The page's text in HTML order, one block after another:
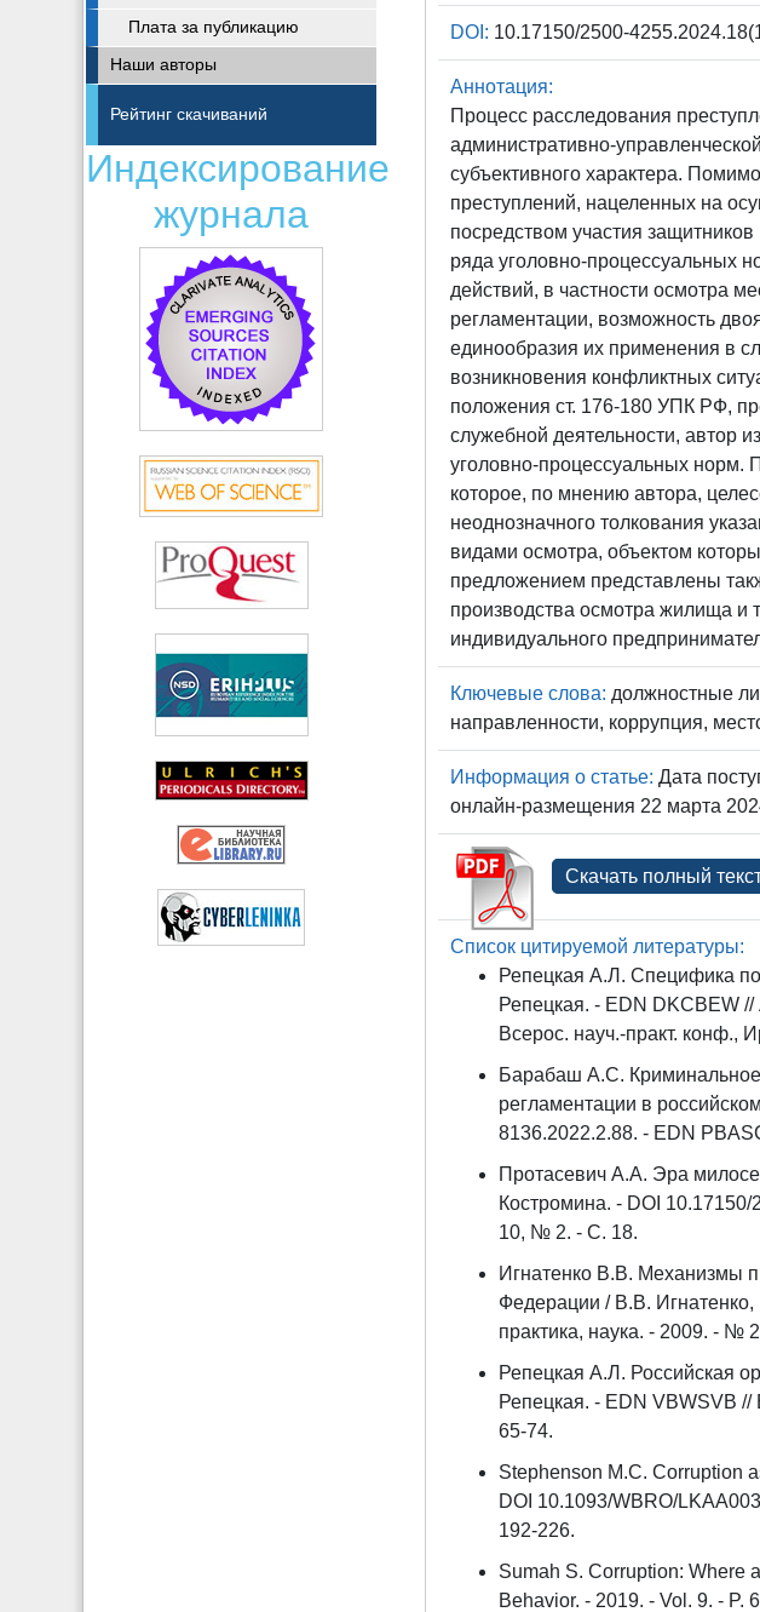
Плата за публикацию
Наши авторы
Рейтинг скачиваний
Индексирование
журнала
DOI: 10.17150/2500-
Аннотация:
Процесс расследования
административно-
субъективного характера.
преступлений, нацеленных на
посредством участия
ряда уголовно-процессуальных
действий, в частности осмотра
регламентации, возможность
единообразия их применения в
возникновения конфликтных
положения ст. 176-180 УПК РФ,
служебной деятельности, автор
уголовно-процессуальных норм.
которое, по мнению автора,
неоднозначного толкования
видами осмотра, объектом
предложением представлены
производства осмотра жилища и
индивидуального
Ключевые слова: должностные
направленности, коррупция,
Информация о статье: Дата
онлайн-размещения 22 марта
Скачать полный
Список цитируемой литературы:
Репецкая А.Л. Специфика
Репецкая. - EDN DKCBEW
Всерос. науч.-практ. конф.,
Барабаш А.С. Криминальное
регламентации в
8136.2022.2.88. - EDN
Протасевич А.А. Эра
Костромина. - DOI
10, № 2. - С. 18.
Игнатенко В.В. Механизмы
Федерации / В.В.
практика, наука. - 2009. - №
Репецкая А.Л. Российская
Репецкая. - EDN VBWSVB
65-74.
Stephenson M.C. Corruption
DOI 10.1093/WBRO/
192-226.
Sumah S. Corruption: Where
Behavior. - 2019. - Vol. 9. - P.